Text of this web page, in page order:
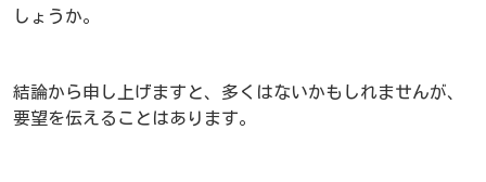
しょうか。
結論から申し上げますと、多くはないかもしれませんが、
要望を伝えることはあります。